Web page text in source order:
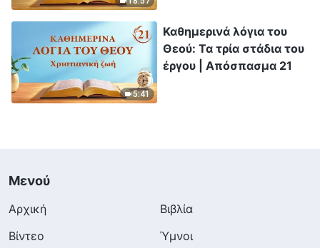
5:41
Καθημερινά λόγια του
Θεού: Τα τρία στάδια του
έργου | Απόσπασμα 21
Μενού
Αρχική
Βιβλία
Βίντεο
Ύμνοι